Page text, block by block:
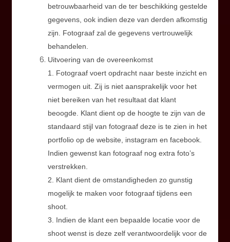
betrouwbaarheid van de ter beschikking gestelde
gegevens, ook indien deze van derden afkomstig
zijn. Fotograaf zal de gegevens vertrouwelijk
behandelen.
Uitvoering van de overeenkomst
1. Fotograaf voert opdracht naar beste inzicht en
vermogen uit. Zij is niet aansprakelijk voor het
niet bereiken van het resultaat dat klant
beoogde. Klant dient op de hoogte te zijn van de
standaard stijl van fotograaf deze is te zien in het
portfolio op de website, instagram en facebook.
Indien gewenst kan fotograaf nog extra foto’s
verstrekken.
2. Klant dient de omstandigheden zo gunstig
mogelijk te maken voor fotograaf tijdens een
shoot.
3. Indien de klant een bepaalde locatie voor de
shoot wenst is deze zelf verantwoordelijk voor de